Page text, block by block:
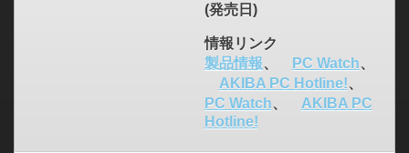
(発売日)
情報リンク
製品情報、 PC Watch、
AKIBA PC Hotline!、
PC Watch、
AKIBA PC
Hotline!